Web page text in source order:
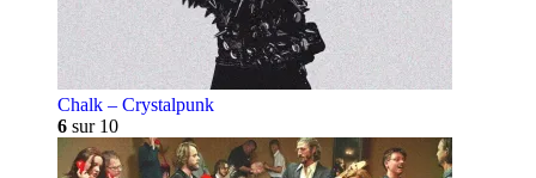
Chalk – Crystalpunk
6 sur 10